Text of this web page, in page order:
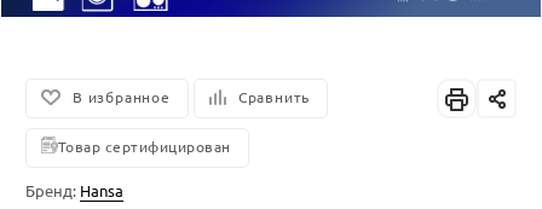
В избранное Сравнить
Товар сертифицирован
Бренд: Hansa